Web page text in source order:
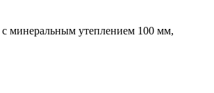
с минеральным утеплением 100 мм,